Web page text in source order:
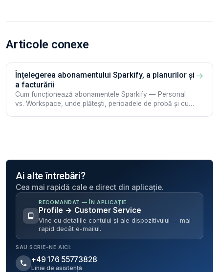
Articole conexe
Înțelegerea abonamentului Sparkify, a planurilor și
a facturării
Cum funcționează abonamentele Sparkify — Personal
vs. Workspace, unde plătești, perioadele de probă și cum
→
Ai alte întrebări?
Cea mai rapidă cale e direct din aplicație.
RECOMANDAT — ÎN APLICAȚIE
Profile → Customer Service
Vine cu detaliile contului și ale dispozitivului — mai
rapid decât e-mailul.
SAU SCRIE-NE AICI:
+49 176 55773828
Linie de asistență